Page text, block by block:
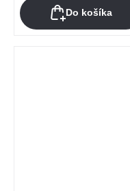
Do košíka